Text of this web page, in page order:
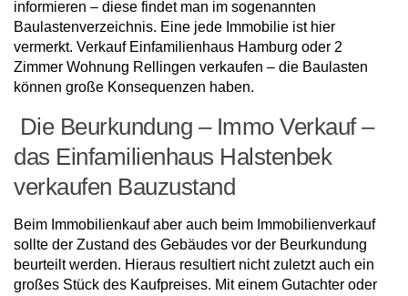
informieren – diese findet man im sogenannten
Baulastenverzeichnis. Eine jede Immobilie ist hier
vermerkt. Verkauf Einfamilienhaus Hamburg oder 2
Zimmer Wohnung Rellingen verkaufen – die Baulasten
können große Konsequenzen haben.
Die Beurkundung – Immo Verkauf –
das Einfamilienhaus Halstenbek
verkaufen Bauzustand
Beim Immobilienkauf aber auch beim Immobilienverkauf
sollte der Zustand des Gebäudes vor der Beurkundung
beurteilt werden. Hieraus resultiert nicht zuletzt auch ein
großes Stück des Kaufpreises. Mit einem Gutachter oder